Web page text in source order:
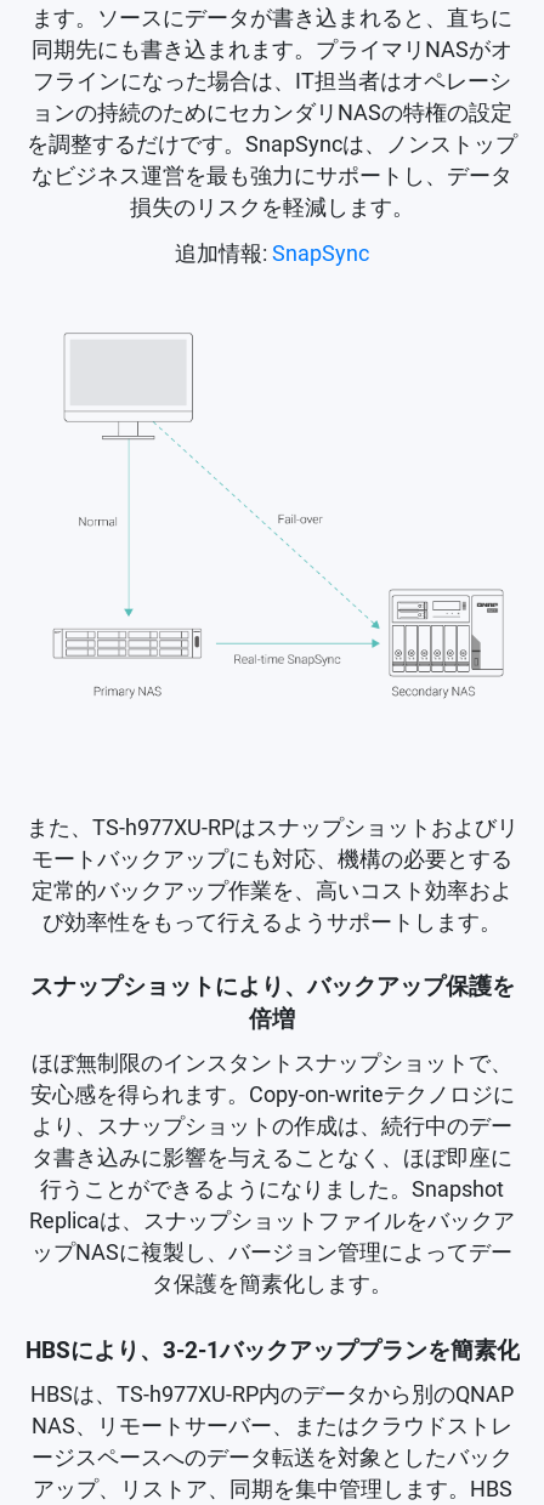
ます。ソースにデータが書き込まれると、直ちに
同期先にも書き込まれます。プライマリNASがオ
フラインになった場合は、IT担当者はオペレーシ
ョンの持続のためにセカンダリNASの特権の設定
を調整するだけです。SnapSyncは、ノンストップ
なビジネス運営を最も強力にサポートし、データ
損失のリスクを軽減します。
追加情報: SnapSync
また、TS-h977XU-RPはスナップショットおよびリ
モートバックアップにも対応、機構の必要とする
定常的バックアップ作業を、高いコスト効率およ
び効率性をもって行えるようサポートします。
スナップショットにより、バックアップ保護を
倍増
ほぼ無制限のインスタントスナップショットで、
安心感を得られます。Copy-on-writeテクノロジに
より、スナップショットの作成は、続行中のデー
タ書き込みに影響を与えることなく、ほぼ即座に
行うことができるようになりました。Snapshot
Replicaは、スナップショットファイルをバックア
ップNASに複製し、バージョン管理によってデー
タ保護を簡素化します。
HBSにより、3-2-1バックアッププランを簡素化
HBSは、TS-h977XU-RP内のデータから別のQNAP
NAS、リモートサーバー、またはクラウドストレ
ージスペースへのデータ転送を対象としたバック
アップ、リストア、同期を集中管理します。HBS